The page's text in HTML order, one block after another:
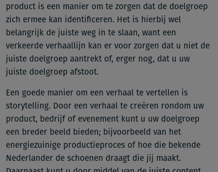
product is een manier om te zorgen dat de doelgroep
zich ermee kan identificeren. Het is hierbij wel
belangrijk de juiste weg in te slaan, want een
verkeerde verhaallijn kan er voor zorgen dat u niet de
juiste doelgroep aantrekt of, erger nog, dat u uw
juiste doelgroep afstoot.
Een goede manier om een verhaal te vertellen is
storytelling. Door een verhaal te creëren rondom uw
product, bedrijf of evenement kunt u uw doelgroep
een breder beeld bieden; bijvoorbeeld van het
energiezuinige productieproces of hoe die bekende
Nederlander de schoenen draagt die jij maakt.